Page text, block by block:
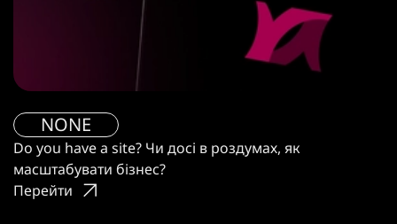
NONE
Do you have a site? Чи досі в роздумах, як
масштабувати бізнес?
Перейти